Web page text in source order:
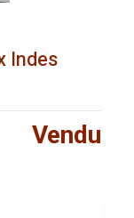
Indes
Vendu